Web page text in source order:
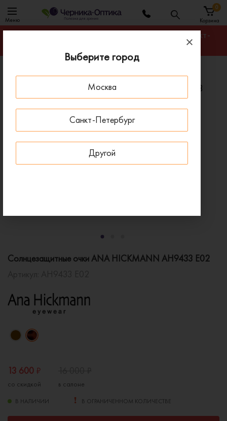
Выберите город
Москва
Санкт-Петербург
Другой
Меню Корзина
0
Гарантируем лучшую цену на любую оправу в Санкт-
Главная
Солнцезащитные очки
Солнцезащитные очки ANA HICKMANN AH9433
Солнцезащитные очки ANA HICKMANN AH9433 E02
13 600 ₽
со скидкой в салоне
В НАЛИЧИИ В ОГРАНИЧЕННОМ КОЛИЧЕСТВЕ